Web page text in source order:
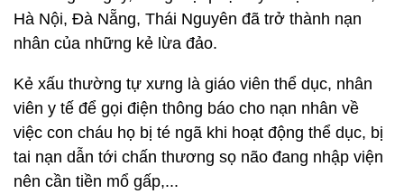
Hà Nội, Đà Nẵng, Thái Nguyên đã trở thành nạn
nhân của những kẻ lừa đảo.
Kẻ xấu thường tự xưng là giáo viên thể dục, nhân
viên y tế để gọi điện thông báo cho nạn nhân về
việc con cháu họ bị té ngã khi hoạt động thể dục, bị
tai nạn dẫn tới chấn thương sọ não đang nhập viện
nên cần tiền mổ gấp,...